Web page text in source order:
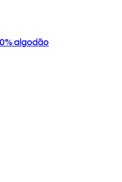
algodão